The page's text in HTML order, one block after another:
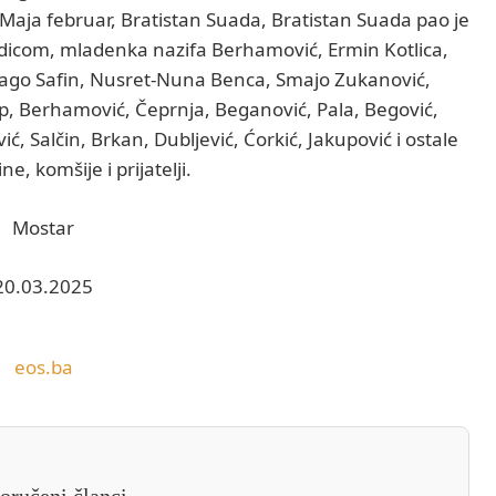
februar, Bratistan Suada, Bratistan Suada pao je
mladenka nazifa Berhamović, Ermin Kotlica,
Safin, Nusret-Nuna Benca, Smajo Zukanović,
Berhamović, Čeprnja, Beganović, Pala, Begović,
Salčin, Brkan, Dubljević, Ćorkić, Jakupović i ostale
komšije i prijatelji.
Mostar
eos.ba